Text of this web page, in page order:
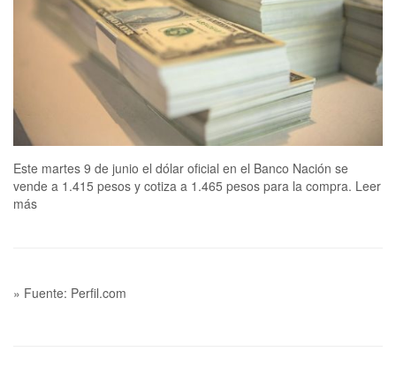
Este martes 9 de junio el dólar oficial en el Banco Nación se
vende a 1.415 pesos y cotiza a 1.465 pesos para la compra. Leer
más
» Fuente: Perfil.com